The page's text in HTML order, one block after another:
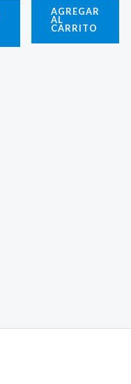
AGREGAR
AL
CARRITO